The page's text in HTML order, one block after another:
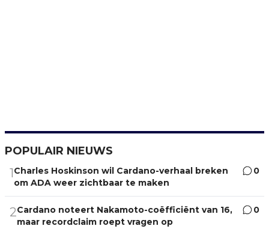
POPULAIR NIEUWS
1Charles Hoskinson wil Cardano-verhaal breken
om ADA weer zichtbaar te maken
0
2Cardano noteert Nakamoto-coëfficiënt van 16,
maar recordclaim roept vragen op
0